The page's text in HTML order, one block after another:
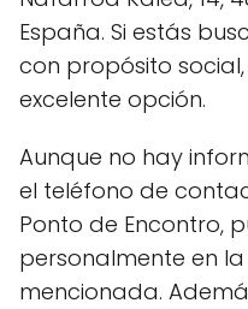
España. Si estás
con propósito
excelente opción.
Aunque no hay
el teléfono de
Ponto de Encontro,
personalmente en
mencionada.